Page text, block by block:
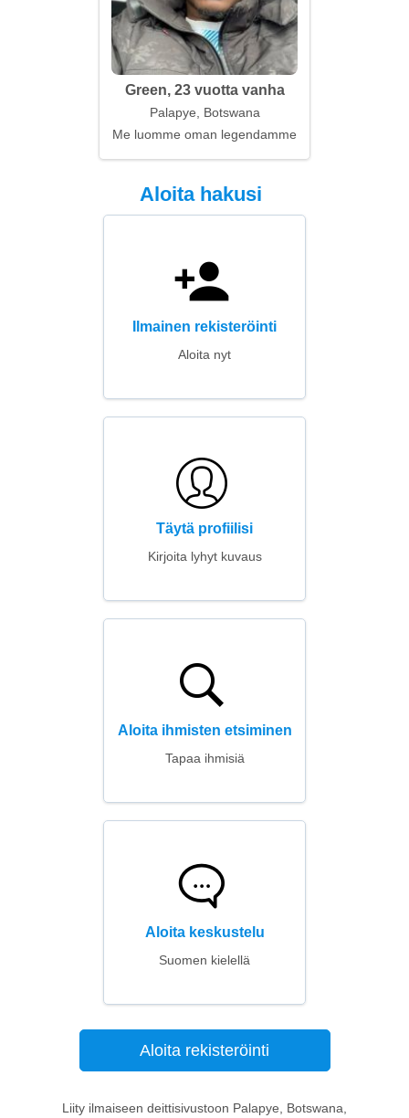
Green, 23 vuotta vanha
Palapye, Botswana
Me luomme oman legendamme
Aloita hakusi
Ilmainen rekisteröinti
Aloita nyt
Täytä profiilisi
Kirjoita lyhyt kuvaus
Aloita ihmisten etsiminen
Tapaa ihmisiä
Aloita keskustelu
Suomen kielellä
Aloita rekisteröinti
Liity ilmaiseen deittisivustoon Palapye, Botswana,